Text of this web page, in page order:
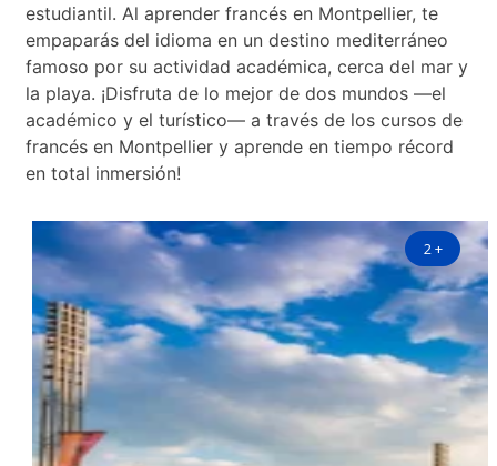
estudiantil. Al aprender francés en Montpellier, te
empaparás del idioma en un destino mediterráneo
famoso por su actividad académica, cerca del mar y
la playa. ¡Disfruta de lo mejor de dos mundos —el
académico y el turístico— a través de los cursos de
francés en Montpellier y aprende en tiempo récord
en total inmersión!
2+